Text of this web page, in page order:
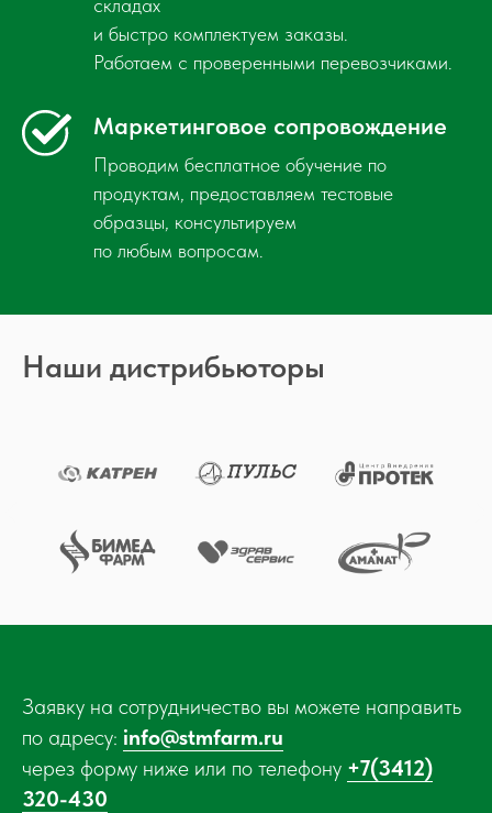
и быстро комплектуем заказы.
Работаем с проверенными перевозчиками.
Маркетинговое сопровождение
Проводим бесплатное обучение по
продуктам, предоставляем тестовые
образцы, консультируем
по любым вопросам.
Наши дистрибьюторы
Заявку на сотрудничество вы можете направить
по адресу: info@stmfarm.ru
через форму ниже или по телефону +7(3412)
320-430